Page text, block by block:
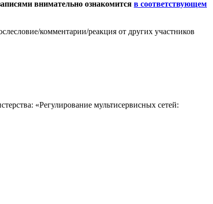
внимательно ознакомится в соответствующем
комментарии/реакция от других участников
«Регулирование мультисервисных сетей: